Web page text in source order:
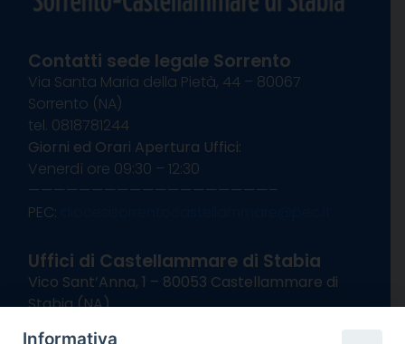
Contatti sede legale Sorrento
Via Santa Maria della Pietà, 44 – 80067
Sorrento (NA)
tel. 0818781244
Giorni ed Orari Apertura Uffici:
Venerdì ore 09:30 – 12:30
———————————————————–
PEC:
Uffici di Castellammare di Stabia
Vico Sant’Anna, 1 – 80053 Castellammare di
Stabia (NA)
Informativa